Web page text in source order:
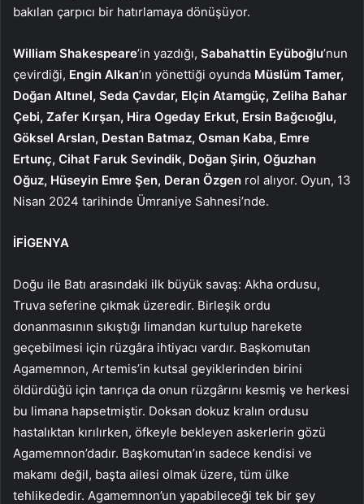
bakılan çarpıcı bir hatırlamaya dönüşüyor.
William Shakespeare’in yazdığı, Sabahattin Eyüboğlu’nun
çevirdiği, Engin Alkan’ın yönettiği oyunda Müslüm Tamer,
Doğan Altınel, Seda Çavdar, Elçin Atamgüç, Zeliha Bahar
Çebi, Zafer Kırşan, Hira Ogeday Erkut, Ersin Bağcıoğlu,
Göksel Arslan, Destan Batmaz, Osman Kaba, Emre
Ertunç, Cihat Faruk Sevindik, Doğan Şirin, Oğuzhan
Oğuz, Hüseyin Emre Şen, Deran Özgen rol alıyor. Oyun, 13
Nisan 2024 tarihinde Ümraniye Sahnesi’nde.
İFİGENYA
Doğu ile Batı arasındaki ilk büyük savaş: Akha ordusu,
Truva seferine çıkmak üzeredir. Birleşik ordu
donanmasının sıkıştığı limandan kurtulup harekete
geçebilmesi için rüzgâra ihtiyacı vardır. Başkomutan
Agamemnon, Artemis’in kutsal geyiklerinden birini
öldürdüğü için tanrıça da onun rüzgârını kesmiş ve herkesi
bu limana hapsetmiştir. Doksan dokuz kralın ordusu
hastalıktan kırılırken, öfkeyle bekleyen askerlerin gözü
Agamemnon’dadır. Başkomutan’ın sadece kendisi ve
makamı değil, başta ailesi olmak üzere, tüm ülke
tehlikededir. Agamemnon’un yapabileceği tek bir şey